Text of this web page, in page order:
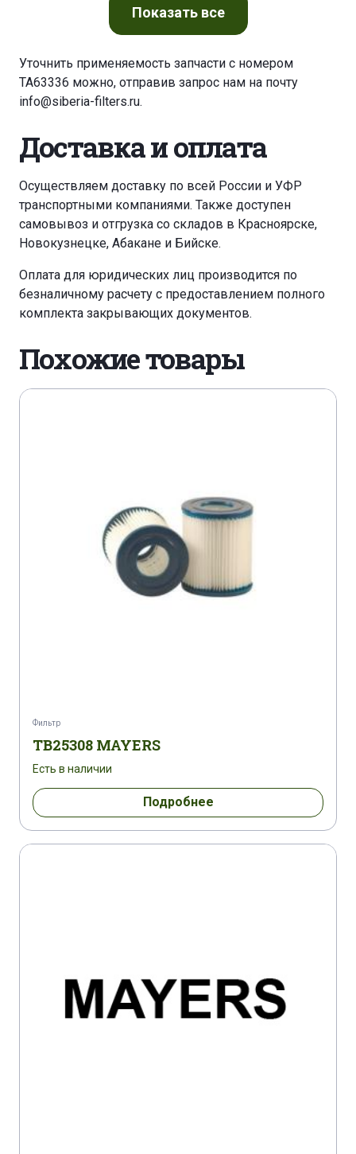
Показатьвсе
Уточнить применяемость запчасти с номером
TA63336 можно, отправив запрос нам на почту
info@siberia-filters.ru.
Доставка и оплата
Осуществляем доставку по всей России и УФР
транспортными компаниями. Также доступен
самовывоз и отгрузка со складов в Красноярске,
Новокузнецке, Абакане и Бийске.
Оплата для юридических лиц производится по
безналичному расчету с предоставлением полного
комплекта закрывающих документов.
Похожие товары
Фильтр
TB25308 MAYERS
Есть в наличии
Подробнее